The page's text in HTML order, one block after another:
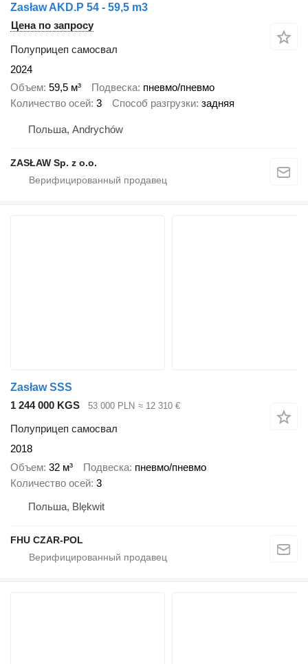
Zasław AKD.P 54 - 59,5 m3
Цена по запросу
Полуприцеп самосвал
2024
Объем 59,5 м³ Подвеска пневмо/пневмо
Количество осей 3 Способ разгрузки задняя
Польша, Andrychów
ZASŁAW Sp. z o.o.
Zasław SSS
1 244 000 KGS
53 000 PLN ≈ 12 310 €
Полуприцеп самосвал
2018
Объем 32 м³ Подвеска пневмо/пневмо
Количество осей 3
Польша, Blękwit
FHU CZAR-POL